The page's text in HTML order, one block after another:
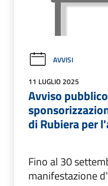
AVVISI
11 LUGLIO 2025
Avviso
di Rubiera per
Fino al 30
manifestazione